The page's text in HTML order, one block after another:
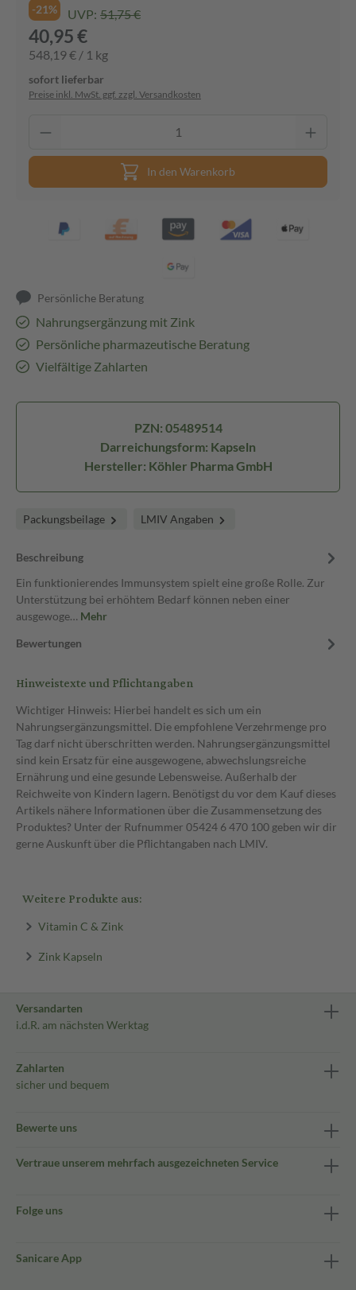
-21% UVP: 51,75 €
40,95 €
548,19 € / 1 kg
sofort lieferbar
Preise inkl. MwSt. ggf. zzgl. Versandkosten
In den Warenkorb
Persönliche Beratung
Nahrungsergänzung mit Zink
Persönliche pharmazeutische Beratung
Vielfältige Zahlarten
PZN: 05489514
Darreichungsform: Kapseln
Hersteller: Köhler Pharma GmbH
Packungsbeilage LMIV Angaben
Beschreibung
Ein funktionierendes Immunsystem spielt eine große Rolle. Zur
Unterstützung bei erhöhtem Bedarf können neben einer
ausgewoge… Mehr
Bewertungen
Hinweistexte und Pflichtangaben
Wichtiger Hinweis: Hierbei handelt es sich um ein
Nahrungsergänzungsmittel. Die empfohlene Verzehrmenge pro
Tag darf nicht überschritten werden. Nahrungsergänzungsmittel
sind kein Ersatz für eine ausgewogene, abwechslungsreiche
Ernährung und eine gesunde Lebensweise. Außerhalb der
Reichweite von Kindern lagern. Benötigst du vor dem Kauf dieses
Artikels nähere Informationen über die Zusammensetzung des
Produktes? Unter der Rufnummer 05424 6 470 100 geben wir dir
gerne Auskunft über die Pflichtangaben nach LMIV.
Weitere Produkte aus:
Vitamin C & Zink
Zink Kapseln
Versandarten
i.d.R. am nächsten Werktag
Zahlarten
sicher und bequem
Bewerte uns
Vertraue unserem mehrfach ausgezeichneten Service
Folge uns
Sanicare App